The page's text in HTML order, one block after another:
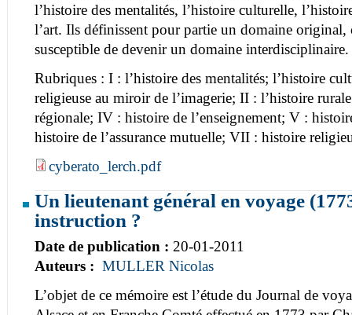
l’histoire des mentalités, l’histoire culturelle,
l’art. Ils définissent pour partie un domaine original,
susceptible de devenir un domaine interdisciplinaire.
Rubriques : I : l’histoire des mentalités; l’histoire
religieuse au miroir de l’imagerie; II : l’histoire
régionale; IV : histoire de l’enseignement; V :
histoire de l’assurance mutuelle; VII : histoire
cyberato_lerch.pdf
Un lieutenant général en voyage
instruction ?
Date de publication : 20-01-2011
Auteurs : MULLER Nicolas
L’objet de ce mémoire est l’étude du Journal de